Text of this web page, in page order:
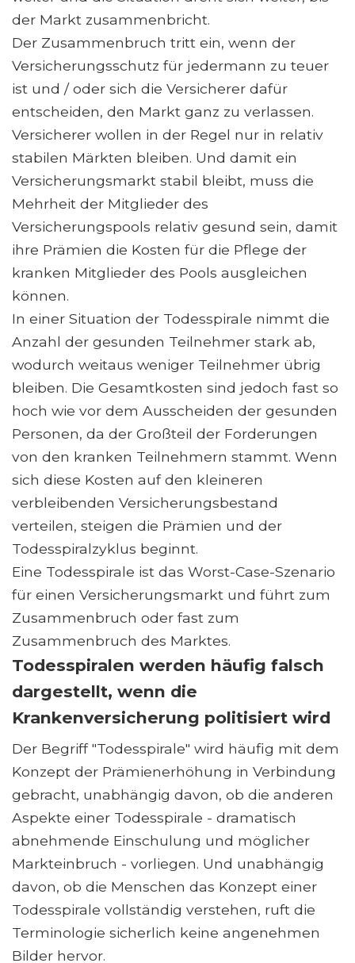
der Markt zusammenbricht.
Der Zusammenbruch tritt ein, wenn der
Versicherungsschutz für jedermann zu teuer
ist und / oder sich die Versicherer dafür
entscheiden, den Markt ganz zu verlassen.
Versicherer wollen in der Regel nur in relativ
stabilen Märkten bleiben. Und damit ein
Versicherungsmarkt stabil bleibt, muss die
Mehrheit der Mitglieder des
Versicherungspools relativ gesund sein, damit
ihre Prämien die Kosten für die Pflege der
kranken Mitglieder des Pools ausgleichen
können.
In einer Situation der Todesspirale nimmt die
Anzahl der gesunden Teilnehmer stark ab,
wodurch weitaus weniger Teilnehmer übrig
bleiben. Die Gesamtkosten sind jedoch fast so
hoch wie vor dem Ausscheiden der gesunden
Personen, da der Großteil der Forderungen
von den kranken Teilnehmern stammt. Wenn
sich diese Kosten auf den kleineren
verbleibenden Versicherungsbestand
verteilen, steigen die Prämien und der
Todesspiralzyklus beginnt.
Eine Todesspirale ist das Worst-Case-Szenario
für einen Versicherungsmarkt und führt zum
Zusammenbruch oder fast zum
Zusammenbruch des Marktes.
Todesspiralen werden häufig falsch
dargestellt, wenn die
Krankenversicherung politisiert wird
Der Begriff "Todesspirale" wird häufig mit dem
Konzept der Prämienerhöhung in Verbindung
gebracht, unabhängig davon, ob die anderen
Aspekte einer Todesspirale - dramatisch
abnehmende Einschulung und möglicher
Markteinbruch - vorliegen. Und unabhängig
davon, ob die Menschen das Konzept einer
Todesspirale vollständig verstehen, ruft die
Terminologie sicherlich keine angenehmen
Bilder hervor.